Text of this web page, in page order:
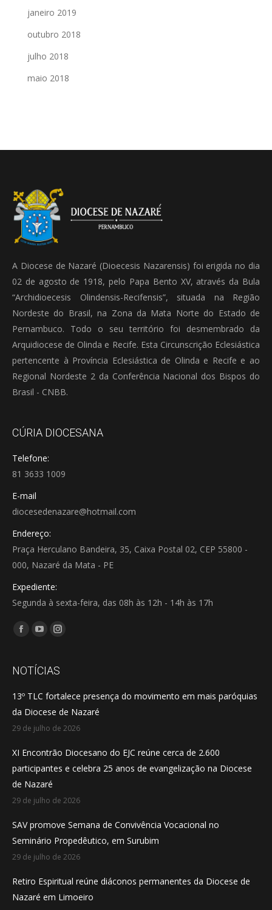
janeiro 2019
outubro 2018
julho 2018
maio 2018
A Diocese de Nazaré (Dioecesis Nazarensis) foi erigida no dia
02 de agosto de 1918, pelo Papa Bento XV, através da Bula
“Archidioecesis Olindensis-Recifensis”, situada na Região
Nordeste do Brasil, na Zona da Mata Norte do Estado de
Pernambuco. Todo o seu território foi desmembrado da
Arquidiocese de Olinda e Recife. Esta Circunscrição Eclesiástica
pertencente à Província Eclesiástica de Olinda e Recife e ao
Regional Nordeste 2 da Conferência Nacional dos Bispos do
Brasil - CNBB.
CÚRIA DIOCESANA
Telefone:
81 3633 1009
E-mail
diocesedenazare@hotmail.com
Endereço:
Praça Herculano Bandeira, 35, Caixa Postal 02, CEP 55800 -
000, Nazaré da Mata - PE
Expediente:
Segunda à sexta-feira, das 08h às 12h - 14h às 17h
Encontre-nos em:
Facebook
opens
new
window
YouTube
opens
new
window
Instagram
opens
new
window
NOTÍCIAS
13º TLC fortalece presença do movimento em mais paróquias
da Diocese de Nazaré
29 de julho de 2026
XI Encontrão Diocesano do EJC reúne cerca de 2.600
participantes e celebra 25 anos de evangelização na Diocese
de Nazaré
29 de julho de 2026
SAV promove Semana de Convivência Vocacional no
Seminário Propedêutico, em Surubim
29 de julho de 2026
Retiro Espiritual reúne diáconos permanentes da Diocese de
Nazaré em Limoeiro